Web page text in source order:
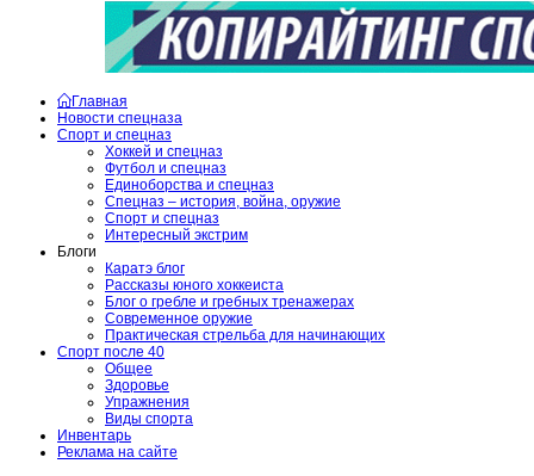
Главная
Новости спецназа
Спорт и спецназ
Хоккей и спецназ
Футбол и спецназ
Единоборства и спецназ
Спецназ – история, война, оружие
Спорт и спецназ
Интересный экстрим
Блоги
Каратэ блог
Рассказы юного хоккеиста
Блог о гребле и гребных тренажерах
Современное оружие
Практическая стрельба для начинающих
Спорт после 40
Общее
Здоровье
Упражнения
Виды спорта
Инвентарь
Реклама на сайте